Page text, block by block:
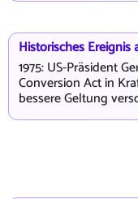
Historisches Ereignis
1975: US-Präsident
Conversion Act in
bessere Geltung